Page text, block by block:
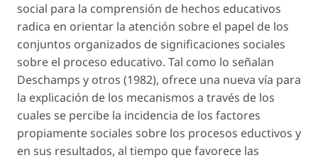
social para la comprensión de hechos educativos
radica en orientar la atención sobre el papel de los
conjuntos organizados de significaciones sociales
sobre el proceso educativo. Tal como lo señalan
Deschamps y otros (1982), ofrece una nueva vía para
la explicación de los mecanismos a través de los
cuales se percibe la incidencia de los factores
propiamente sociales sobre los procesos eductivos y
en sus resultados, al tiempo que favorece las